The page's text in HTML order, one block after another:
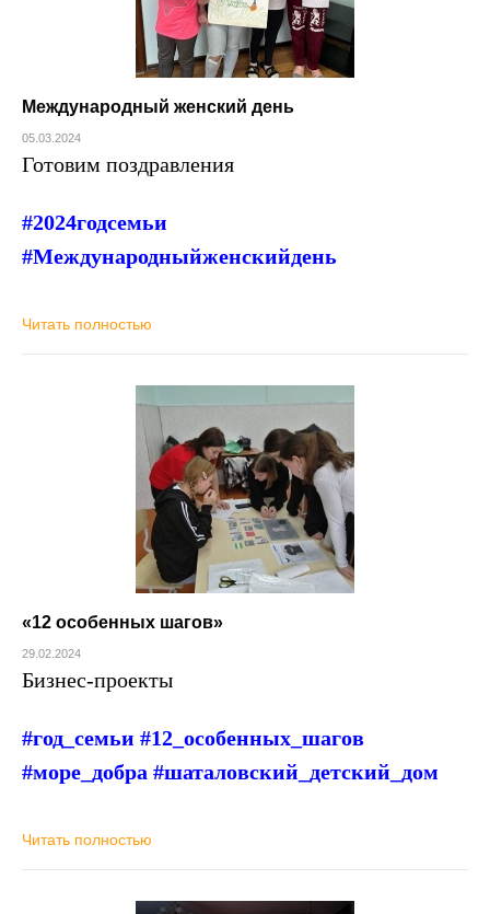
Международный женский день
05.03.2024
Готовим поздравления
#2024годсемьи
#Международныйженскийдень
Читать полностью
«12 особенных шагов»
29.02.2024
Бизнес-проекты
#год_семьи #12_особенных_шагов
#море_добра #шаталовский_детский_дом
Читать полностью